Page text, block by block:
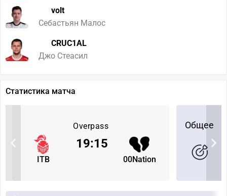
volt
Себастьян Малос
CRUC1AL
Джо Стеасил
Статистика матча
Overpass
ITB 00Nation
19:15
Общее